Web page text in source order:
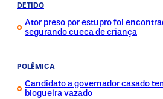
DETIDO
Ator preso por estupro foi
segurando cueca de criança
POLÊMICA
Candidato a governador casado
blogueira vazado